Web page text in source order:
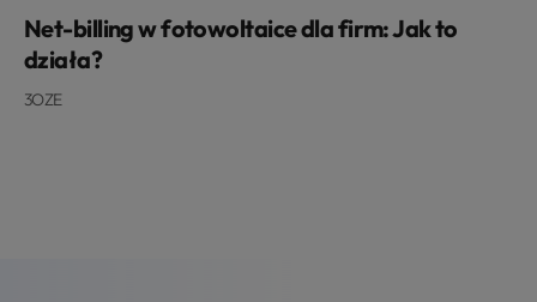
Net-billing w fotowoltaice dla firm: Jak to
działa?
3OZE